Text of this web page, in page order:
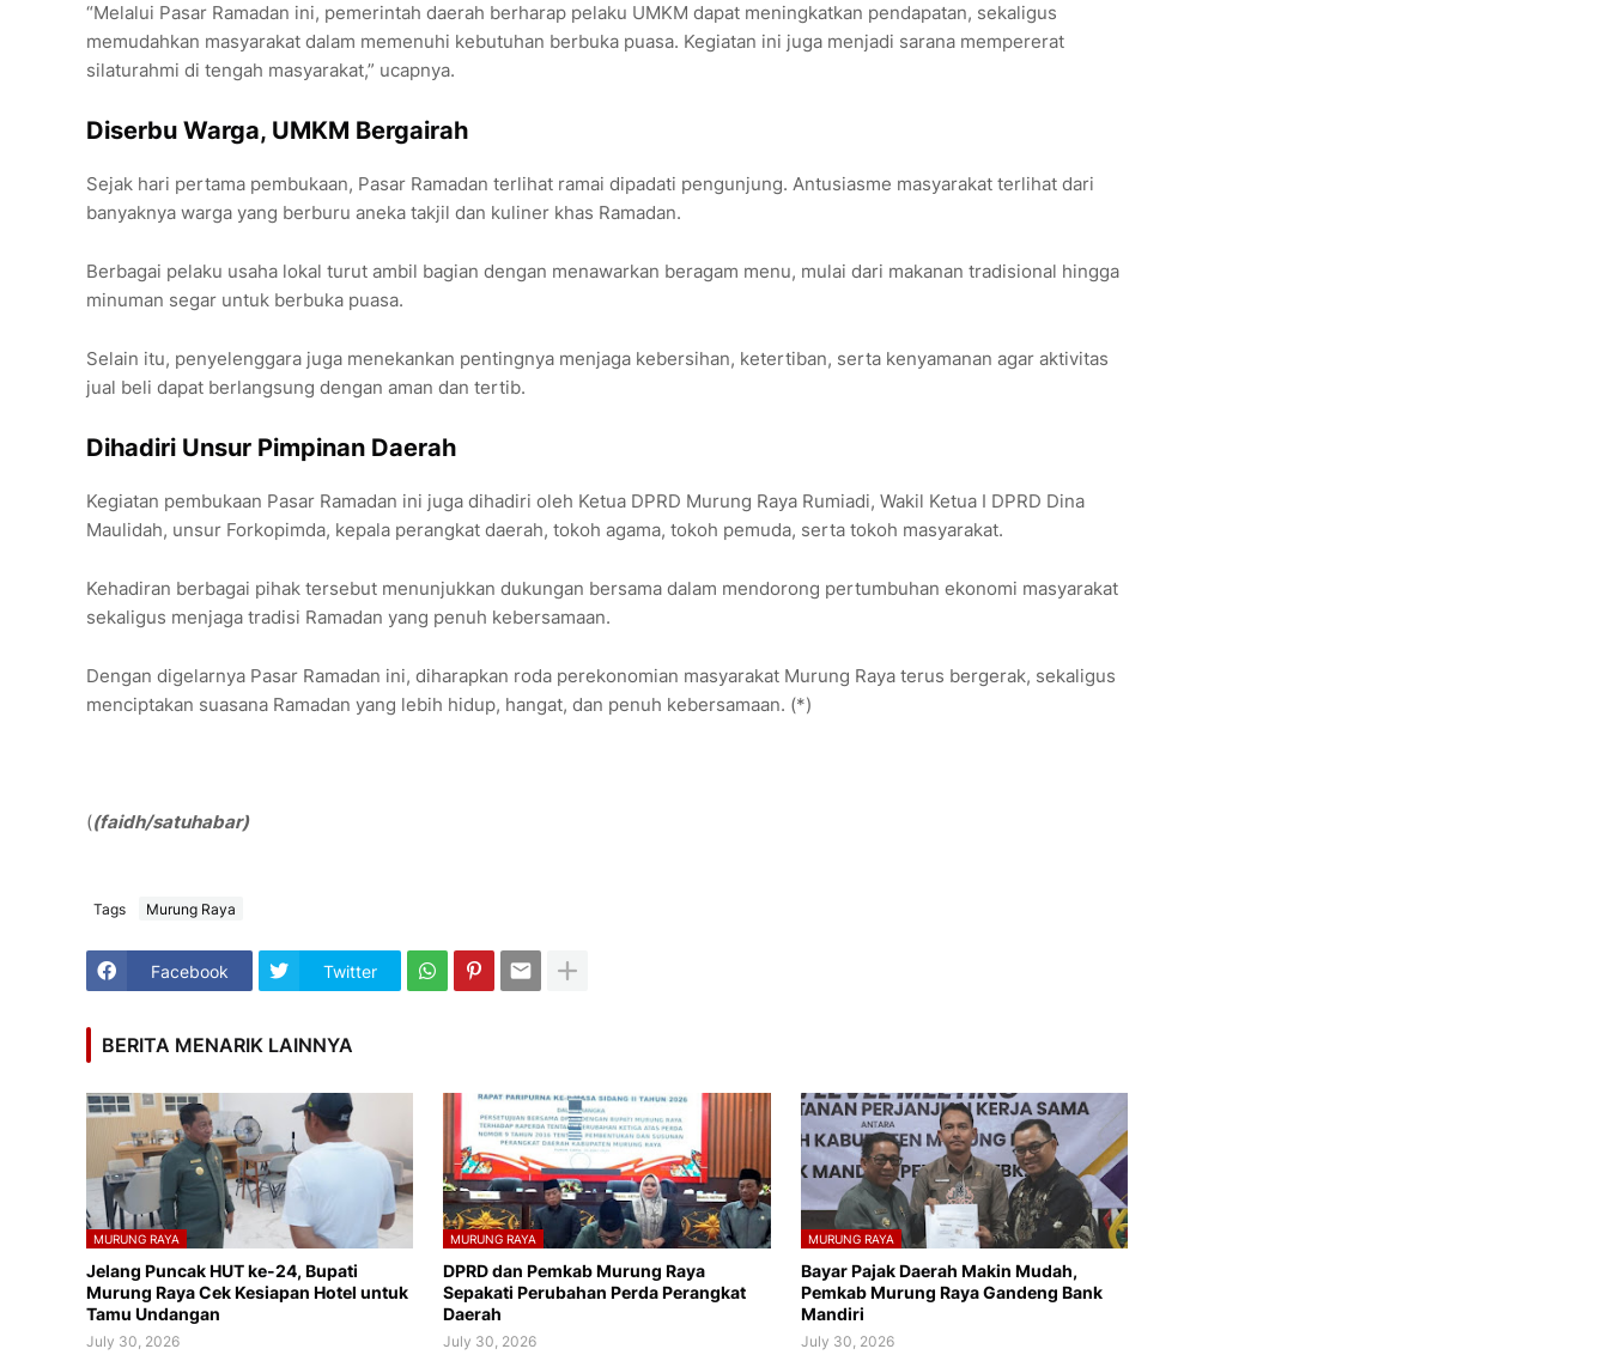
“Melalui Pasar Ramadan ini, pemerintah daerah berharap pelaku UMKM dapat meningkatkan pendapatan, sekaligus
memudahkan masyarakat dalam memenuhi kebutuhan berbuka puasa. Kegiatan ini juga menjadi sarana mempererat
silaturahmi di tengah masyarakat,” ucapnya.
Diserbu Warga, UMKM Bergairah
Sejak hari pertama pembukaan, Pasar Ramadan terlihat ramai dipadati pengunjung. Antusiasme masyarakat terlihat dari
banyaknya warga yang berburu aneka takjil dan kuliner khas Ramadan.
Berbagai pelaku usaha lokal turut ambil bagian dengan menawarkan beragam menu, mulai dari makanan tradisional hingga
minuman segar untuk berbuka puasa.
Selain itu, penyelenggara juga menekankan pentingnya menjaga kebersihan, ketertiban, serta kenyamanan agar aktivitas
jual beli dapat berlangsung dengan aman dan tertib.
Dihadiri Unsur Pimpinan Daerah
Kegiatan pembukaan Pasar Ramadan ini juga dihadiri oleh Ketua DPRD Murung Raya Rumiadi, Wakil Ketua I DPRD Dina
Maulidah, unsur Forkopimda, kepala perangkat daerah, tokoh agama, tokoh pemuda, serta tokoh masyarakat.
Kehadiran berbagai pihak tersebut menunjukkan dukungan bersama dalam mendorong pertumbuhan ekonomi masyarakat
sekaligus menjaga tradisi Ramadan yang penuh kebersamaan.
Dengan digelarnya Pasar Ramadan ini, diharapkan roda perekonomian masyarakat Murung Raya terus bergerak, sekaligus
menciptakan suasana Ramadan yang lebih hidup, hangat, dan penuh kebersamaan. (*)
((faidh/satuhabar)
Tags Murung Raya
Facebook Twitter
BERITA MENARIK LAINNYA
MURUNG RAYA
Jelang Puncak HUT ke-24, Bupati
Murung Raya Cek Kesiapan Hotel untuk
Tamu Undangan
July 30, 2026
MURUNG RAYA
DPRD dan Pemkab Murung Raya
Sepakati Perubahan Perda Perangkat
Daerah
July 30, 2026
MURUNG RAYA
Bayar Pajak Daerah Makin Mudah,
Pemkab Murung Raya Gandeng Bank
Mandiri
July 30, 2026